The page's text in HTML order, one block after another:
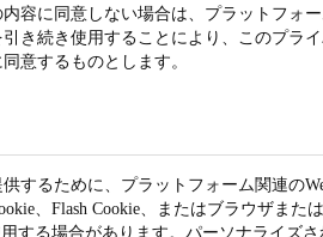
容に同意しない場合は、プラットフォ
き続き使用することにより、このプラ
意するものとします。
するために、プラットフォーム関連の
、Flash Cookie、またはブラウザま
用する場合があります。パーソナライ